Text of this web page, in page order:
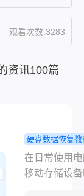
很多人
种情况
乱，误
据彻底
消失，
实则不
然。硬
观看次数:3283
资讯100篇
硬盘数据恢复教
盘格式化如
复？超全有
在日常使用
移动存储设